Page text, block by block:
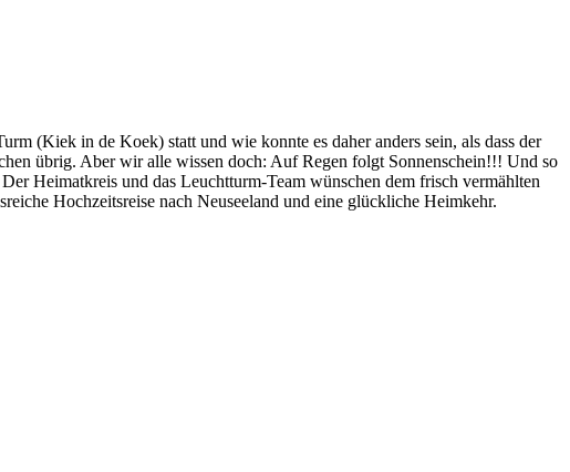
(Kiek in de Koek) statt und wie konnte es daher anders sein, als dass der
übrig. Aber wir alle wissen doch: Auf Regen folgt Sonnenschein!!! Und so
Heimatkreis und das Leuchtturm-Team wünschen dem frisch vermählten
Hochzeitsreise nach Neuseeland und eine glückliche Heimkehr.